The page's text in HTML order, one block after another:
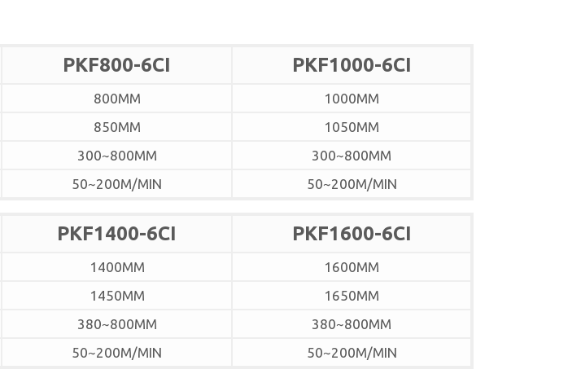
PKF800-6CI PKF1000-6CI
800MM
1000MM
850MM
1050MM
300~800MM
300~800MM
50~200M/MIN 50~200M/MIN
PKF1400-6CI PKF1600-6CI
1400MM
1600MM
1450MM
1650MM
380~800MM
380~800MM
50~200M/MIN 50~200M/MIN